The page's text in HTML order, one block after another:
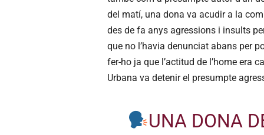
del matí, una dona va acudir a la
des de fa anys agressions i insults
que no l’havia denunciat abans per
fer-ho ja que l’actitud de l’home era
Urbana va detenir el presumpte
UNA DONA